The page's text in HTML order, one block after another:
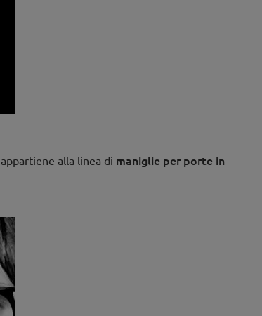
appartiene alla linea di maniglie per porte in